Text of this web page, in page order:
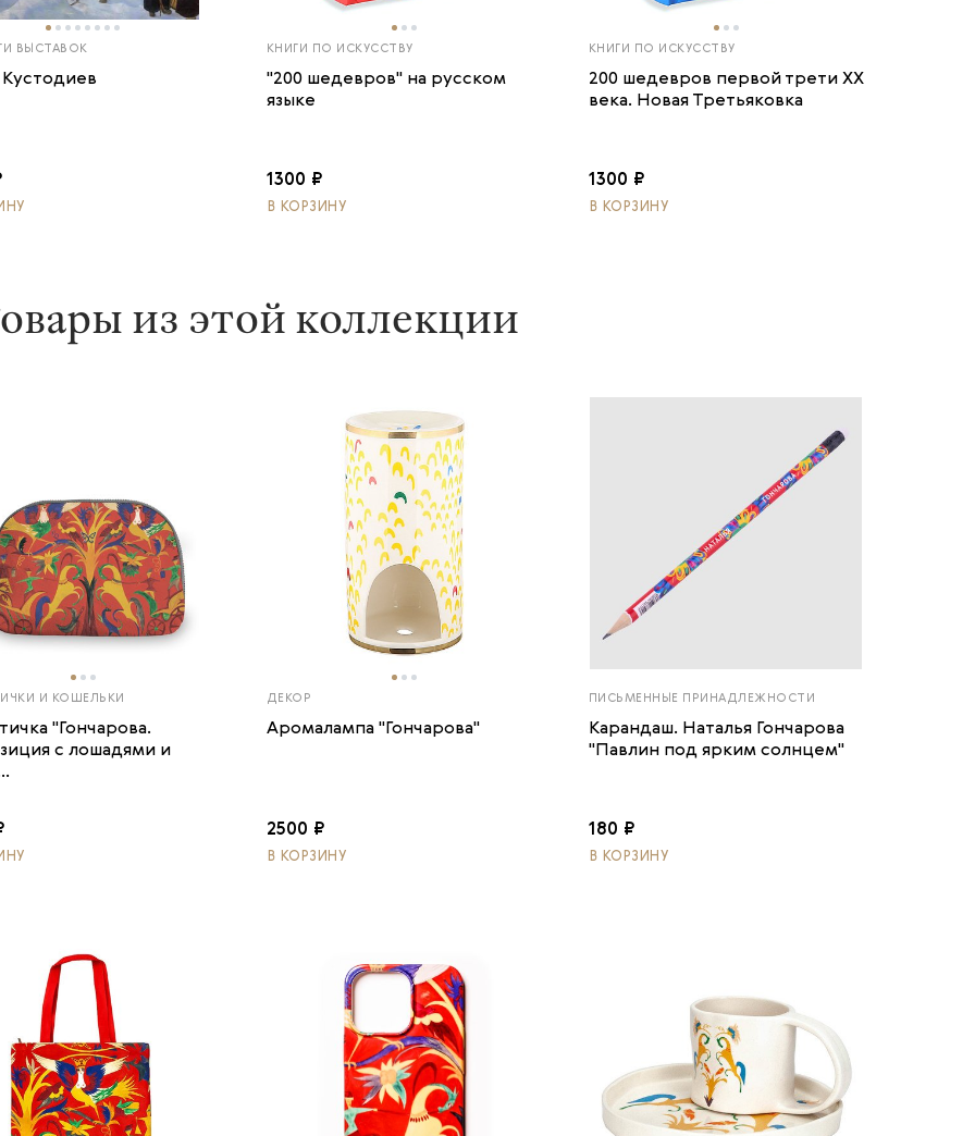
ВЫСТАВОК КНИГИ ПО ИСКУССТВУ
"200 шедевров" на русском
языке
1300 ₽
В КОРЗИНУ
КНИГИ ПО ИСКУССТВУ
200 шедевров первой трети ХХ
века. Новая Третьяковка
1300 ₽
В КОРЗИНУ
из этой коллекции
И КОШЕЛЬКИ
"Гончарова.
с лошадями и
ДЕКОР
Аромалампа "Гончарова"
2500 ₽
В КОРЗИНУ
ПИСЬМЕННЫЕ ПРИНАДЛЕЖНОСТИ
Карандаш. Наталья Гончарова
"Павлин под ярким солнцем"
180 ₽
В КОРЗИНУ